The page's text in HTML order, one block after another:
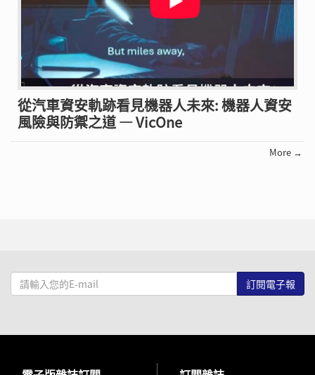
從汽車資安軌跡看見機器人未來: 機器人資安
風險與防禦之道 — VicOne
More →
請
輸